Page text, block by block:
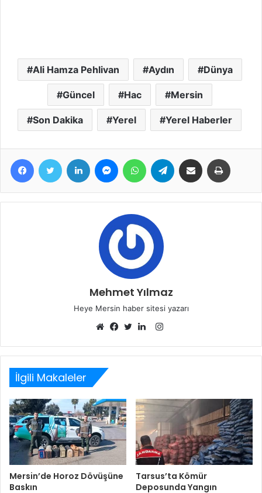
Ali Hamza Pehlivan Aydın Dünya
Güncel Hac Mersin
Son Dakika Yerel Yerel Haberler
FacebookTwitter LinkedIn MessengerWhatsAppTelegram E-Posta ile paylaş
Mehmet Yılmaz
Heye Mersin haber sitesi yazarı
sitesi
Instagram
İlgili Makaleler
Mersin’de Horoz Dövüşüne
Baskın
Tarsus’ta Kömür
Deposunda Yangın